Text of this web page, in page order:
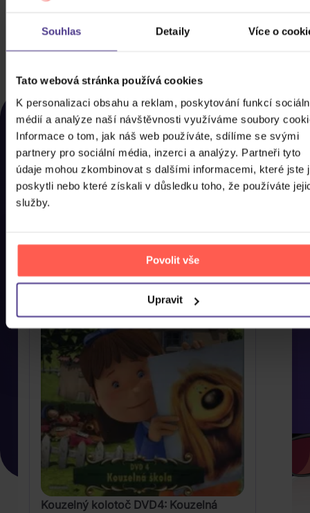
Souhlas Detaily Více o
Tato webová stránka používá cookies
K personalizaci obsahu a reklam, poskytování funkcí
médií a analýze naší návštěvnosti využíváme soubory
Informace o tom, jak náš web používáte, sdílíme se svými
partnery pro sociální média, inzerci a analýzy. Partneři tyto
údaje mohou zkombinovat s dalšími informacemi, které jste
poskytli nebo které získali v důsledku toho, že používáte
služby.
Povolit vše
Upravit
Skladem
NAPOSLEDY ZOBRAZENÉ
Rozhodli jste se nakonec pro něco jiného? Tady
najdete, co jste si u nás naposled prohlíželi, abyste si
to mohli co nejdříve pořídit domů.
Kouzelný kolotoč DVD4: Kouzelná